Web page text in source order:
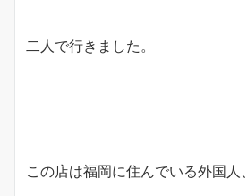
二人で行きました。
この店は福岡に住んでいる外国人、